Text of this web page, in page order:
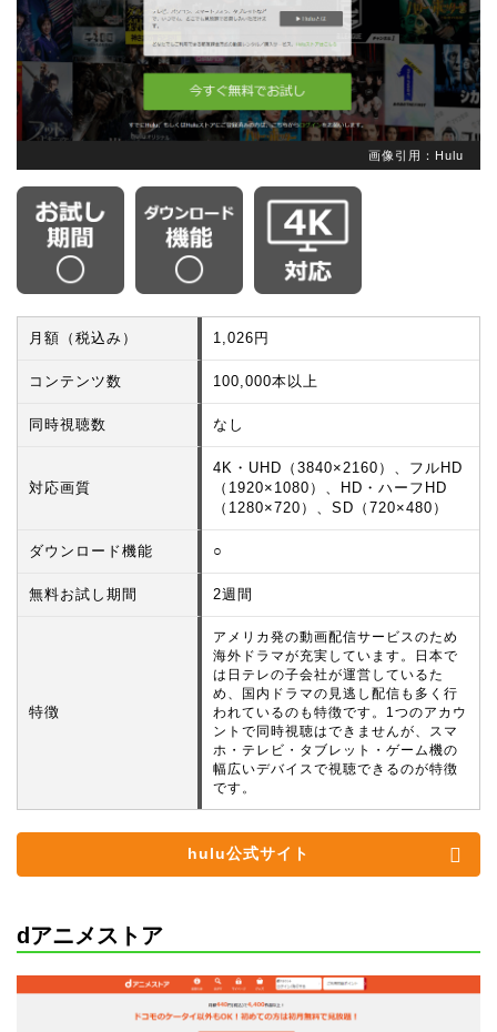
画像引用：Hulu
月額（税込み） 1,026円
コンテンツ数 100,000本以上
同時視聴数 なし
対応画質
4K・UHD（3840×2160）、フルHD
（1920×1080）、HD・ハーフHD
（1280×720）、SD（720×480）
ダウンロード機能 ○
無料お試し期間 2週間
特徴
アメリカ発の動画配信サービスのため
海外ドラマが充実しています。日本で
は日テレの子会社が運営しているた
め、国内ドラマの見逃し配信も多く行
われているのも特徴です。1つのアカウ
ントで同時視聴はできませんが、スマ
ホ・テレビ・タブレット・ゲーム機の
幅広いデバイスで視聴できるのが特徴
です。
hulu公式サイト
dアニメストア